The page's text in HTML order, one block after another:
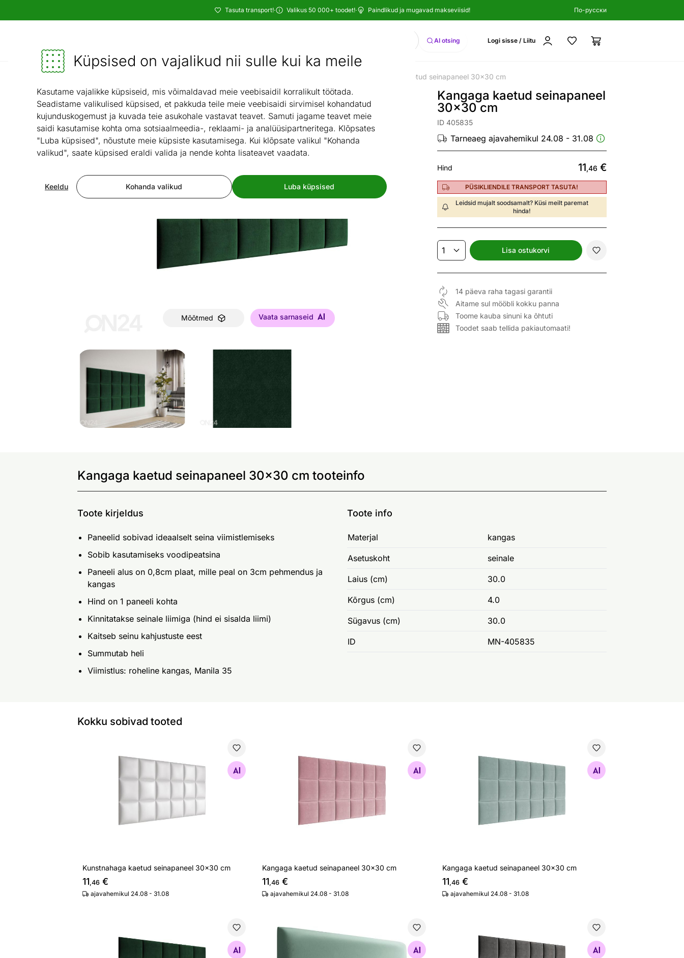
Küpsised on vajalikud nii sulle kui ka meile
Kasutame vajalikke küpsiseid, mis võimaldavad meie veebisaidil korralikult töötada.
Seadistame valikulised küpsised, et pakkuda teile meie veebisaidi sirvimisel kohandatud
kujunduskogemust ja kuvada teie asukohale vastavat teavet. Samuti jagame teavet meie
saidi kasutamise kohta oma sotsiaalmeedia-, reklaami- ja analüüsipartneritega. Klõpsates
"Luba küpsised", nõustute meie küpsiste kasutamisega. Kui klõpsate valikul "Kohanda
valikud", saate küpsised eraldi valida ja nende kohta lisateavet vaadata.
Kohanda valikud Luba küpsised
Keeldu
Tasuta transport!· Valikus 50 000+ toodet!· Paindlikud ja mugavad makseviisid! По-русски
Mööbel ja sisustus - ON24
Otsi AI otsing Logi sisse / Liitu
Kangaga kaetud seinapaneel 30x30 cm
Mõõtmed Vaata sarnaseid
Kangaga kaetud seinapaneel
30x30 cm
ID 405835
Tarneaeg ajavahemikul 24.08 - 31.08
Hind 11,46 €
PÜSIKLIENDILE TRANSPORT TASUTA!
Leidsid mujalt soodsamalt? Küsi meilt paremat
hinda!
Lisa ostukorvi
14 päeva raha tagasi garantii
Aitame sul mööbli kokku panna
Toome kauba sinuni ka õhtuti
Toodet saab tellida pakiautomaati!
Kangaga kaetud seinapaneel 30x30 cm tooteinfo
Toote kirjeldus
Paneelid sobivad ideaalselt seina viimistlemiseks
Sobib kasutamiseks voodipeatsina
Paneeli alus on 0,8cm plaat, mille peal on 3cm pehmendus ja
kangas
Hind on 1 paneeli kohta
Kinnitatakse seinale liimiga (hind ei sisalda liimi)
Kaitseb seinu kahjustuste eest
Summutab heli
Viimistlus: roheline kangas, Manila 35
Toote info
Materjal kangas
Asetuskoht seinale
Laius (cm) 30.0
Kõrgus (cm) 4.0
Sügavus (cm) 30.0
ID MN-405835
Kokku sobivad tooted
Kunstnahaga kaetud seinapaneel 30x30 cm
Kunstnahaga kaetud seinapaneel 30x30 cm
11,46 €
ajavahemikul 24.08 - 31.08
Kangaga kaetud seinapaneel 30x30 cm
Otsi sarnaseid
Kangaga kaetud seinapaneel 30x30 cm
11,46 €
ajavahemikul 24.08 - 31.08
Kangaga kaetud seinapaneel 30x30 cm
Otsi sarnaseid
Kangaga kaetud seinapaneel 30x30 cm
11,46€
ajavahemikul 24.08 - 31.08
Kangaga kaetud seinapaneel 40x30 cm
Otsi sarnaseid
Kangaga kaetud seinapaneel 50x30 cm
Otsi sarnaseid
Kangaga kaetud seinapaneel 30x30 cm
Otsi sarnaseid